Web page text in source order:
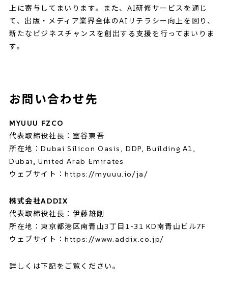
上に寄与してまいります。また、AI研修サービスを通じ
て、出版・メディア業界全体のAIリテラシー向上を図り、
新たなビジネスチャンスを創出する支援を行ってまいりま
す。
お問い合わせ先
MYUUU FZCO
代表取締役社長：室谷東吾
所在地：Dubai Silicon Oasis, DDP, Building A1,
Dubai, United Arab Emirates
ウェブサイト：https://myuuu.io/ja/
株式会社ADDIX
代表取締役社長：伊藤雄剛
所在地：東京都港区南青山3丁目1-31 KD南青山ビル7F
ウェブサイト：https://www.addix.co.jp/
詳しくは下記をご覧ください。